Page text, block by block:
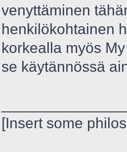
venyttäminen
henkilökohtainen
korkealla myös
se käytännössä
[Insert some